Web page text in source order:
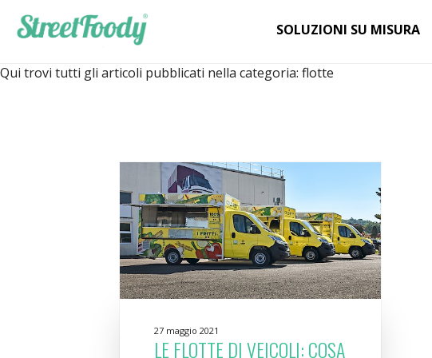
SOLUZIONI SU MISURA
Qui trovi tutti gli articoli pubblicati nella categoria: flotte
27 maggio 2021
LE FLOTTE DI VEICOLI: COSA